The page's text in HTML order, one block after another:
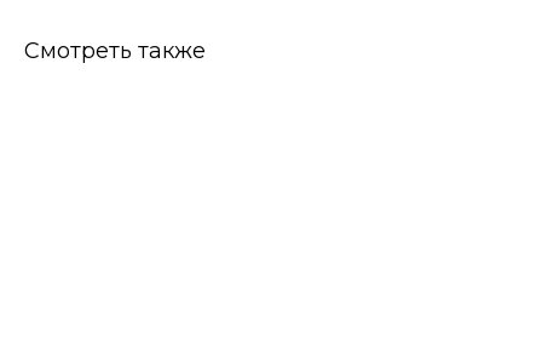
Смотреть также